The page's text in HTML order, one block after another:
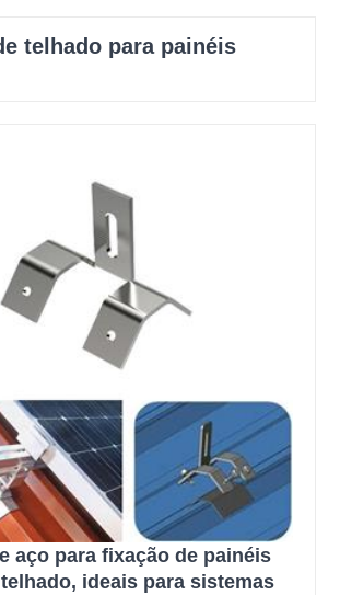
telhado para painéis
aço para fixação de painéis
ideais para sistemas